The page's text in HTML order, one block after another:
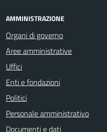
AMMINISTRAZIONE
Organi di governo
Aree amministrative
Uffici
Enti e fondazioni
Politici
Personale amministrativo
Documenti e dati